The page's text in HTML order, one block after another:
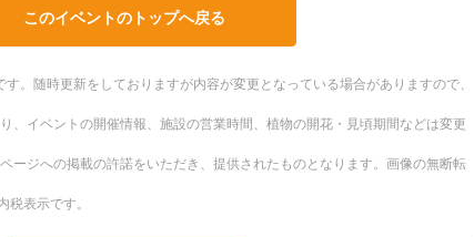
このイベントのトップへ戻る
。随時更新をしておりますが内容が変更となっている場合がありますので、
、イベントの開催情報、施設の営業時間、植物の開花・見頃期間などは変更
ージへの掲載の許諾をいただき、提供されたものとなります。画像の無断転
表示です。